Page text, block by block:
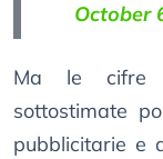
October
Ma le cifre
sottostimate
pubblicitarie e